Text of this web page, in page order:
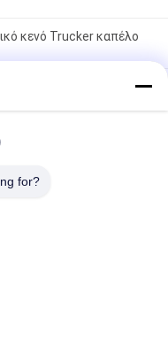
κενό Trucker καπέλο
ΚΑΠ επιτροπής/
5 Trucker ΚΑΠ
γείσων πλέγματος
for?